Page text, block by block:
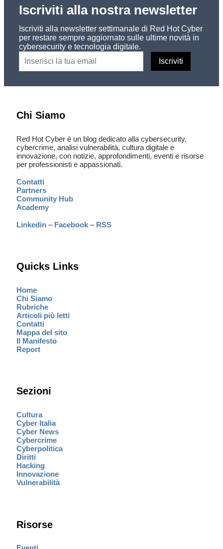
Iscriviti alla nostra newsletter
Iscriviti alla newsletter settimanale di Red Hot Cyber
per restare sempre aggiornato sulle ultime novità in
cybersecurity e tecnologia digitale.
Chi Siamo
Red Hot Cyber è un blog dedicato alla cybersecurity,
cybercrime, analisi vulnerabilità, cultura digitale e
innovazione, con notizie, approfondimenti, eventi e risorse
per professionisti e appassionati.
Contatti
Partners
Community Hub
Academy
Linkedin – Facebook – RSS
Quicks Links
Home
Chi Siamo
Rubriche
Articoli più letti
Contatti
Mappa del sito
Il Manifesto
Report
Sezioni
Cultura
Cyber Italia
Cyber News
Cybercrime
Cyberpolitica
Diritti
Hacking
Innovazione
Vulnerabilità
Risorse